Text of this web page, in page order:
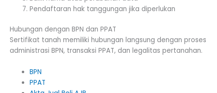
Pendaftaran hak tanggungan jika diperlukan
Hubungan dengan BPN dan PPAT
Sertifikat tanah memiliki hubungan langsung dengan proses
administrasi BPN, transaksi PPAT, dan legalitas pertanahan.
BPN
PPAT